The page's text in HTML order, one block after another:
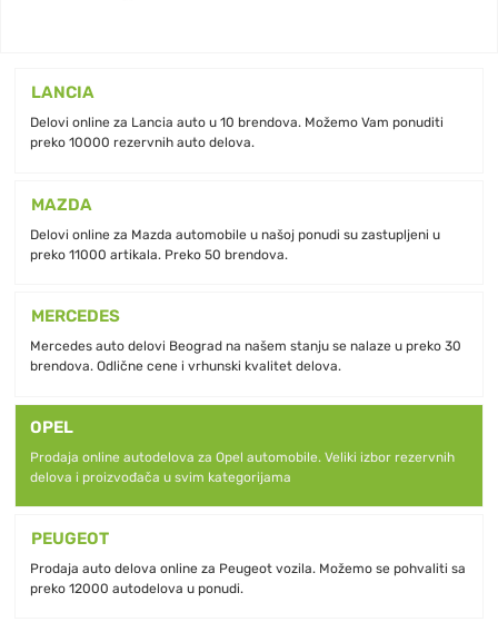
LANCIA
Delovi online za Lancia auto u 10 brendova. Možemo Vam ponuditi
preko 10000 rezervnih auto delova.
MAZDA
Delovi online za Mazda automobile u našoj ponudi su zastupljeni u
preko 11000 artikala. Preko 50 brendova.
MERCEDES
Mercedes auto delovi Beograd na našem stanju se nalaze u preko 30
brendova. Odlične cene i vrhunski kvalitet delova.
OPEL
Prodaja online autodelova za Opel automobile. Veliki izbor rezervnih
delova i proizvođača u svim kategorijama
PEUGEOT
Prodaja auto delova online za Peugeot vozila. Možemo se pohvaliti sa
preko 12000 autodelova u ponudi.